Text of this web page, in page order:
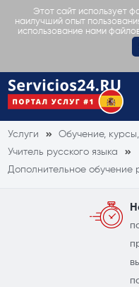
Этот сайт использует
наилучший опыт
использование нами
Услуги
Обучение,
Учитель русского языка
Дополнительное обучение